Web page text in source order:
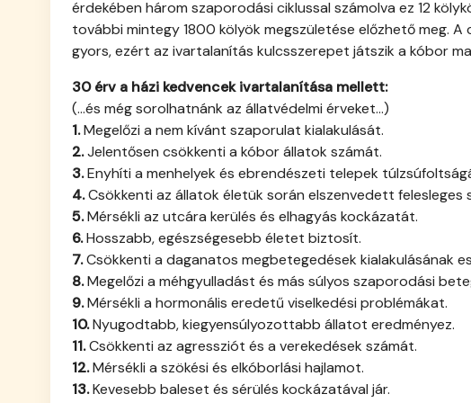
érdekében három szaporodási ciklussal számolva ez 12
további mintegy 1800 kölyök megszületése előzhető meg.
gyors, ezért az ivartalanítás kulcsszerepet játszik a kóbor
30 érv a házi kedvencek ivartalanítása mellett:
(...és még sorolhatnánk az állatvédelmi érveket...)
1.Megelőzi a nem kívánt szaporulat kialakulását.
2.Jelentősen csökkenti a kóbor állatok számát.
3.Enyhíti a menhelyek és ebrendészeti telepek
4.Csökkenti az állatok életük során elszenvedett felesleges
5.Mérsékli az utcára kerülés és elhagyás kockázatát.
6.Hosszabb, egészségesebb életet biztosít.
7.Csökkenti a daganatos megbetegedések kialakulásának
8.Megelőzi a méhgyulladást és más súlyos szaporodási
9.Mérsékli a hormonális eredetű viselkedési problémákat.
10.Nyugodtabb, kiegyensúlyozottabb állatot eredményez.
11.Csökkenti az agressziót és a verekedések számát.
12.Mérsékli a szökési és elkóborlási hajlamot.
13.Kevesebb baleset és sérülés kockázatával jár.